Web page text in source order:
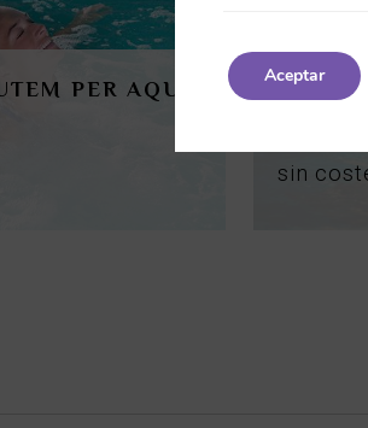
PER AQUA
sin
Aceptar